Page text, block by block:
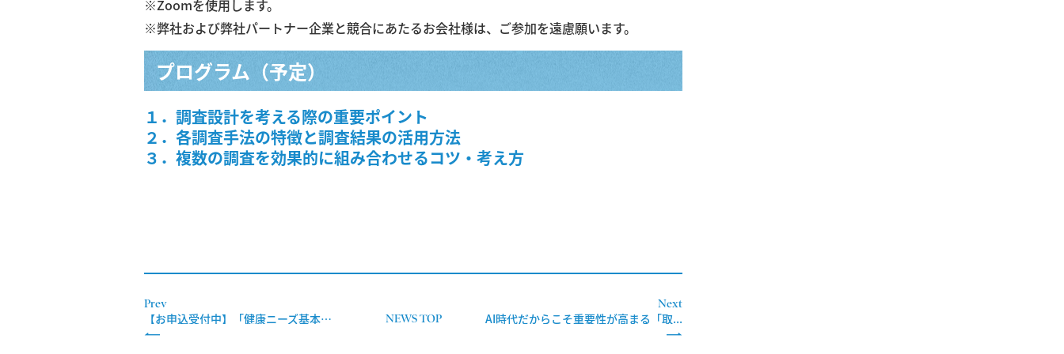
※Zoomを使用します。
※弊社および弊社パートナー企業と競合にあたるお会社様は、ご参加を遠慮願います。
プログラム（予定）
１．調査設計を考える際の重要ポイント
２．各調査手法の特徴と調査結果の活用方法
３．複数の調査を効果的に組み合わせるコツ・考え方
Prev
【お申込受付中】「健康ニーズ基本調査」1998年～長期時系列集計データパッケージ NEWS TOP
Next
AI時代だからこそ重要性が高まる「取...